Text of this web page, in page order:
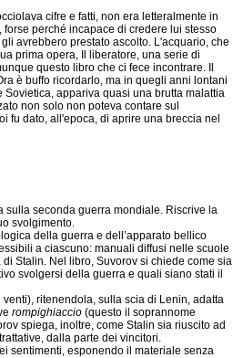
cifre e fatti, non era letteralmente in
perché incapace di credere lui stesso
avrebbero prestato ascolto. L'acquario, che
prima opera, Il liberatore, una serie di
questo libro che ci fece incontrare. Il
è buffo ricordarlo, ma in quegli anni lontani
appariva quasi una brutta malattia
non solo non poteva contare sul
fu dato, all'epoca, di aprire una breccia nel
sulla seconda guerra mondiale. Riscrive la
svolgimento.
della guerra e dell’apparato bellico
a ciascuno: manuali diffusi nelle scuole
Stalin. Nel libro, Suvorov si chiede come sia
svolgersi della guerra e quali siano stati il
ritenendola, sulla scia di Lenin, adatta
rompighiaccio (questo il soprannome
spiega, inoltre, come Stalin sia riuscito ad
dalla parte dei vincitori.
sentimenti, esponendo il materiale senza